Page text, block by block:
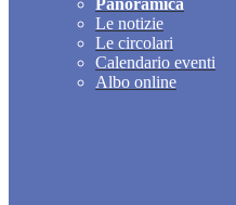
Panoramica
Le notizie
Le circolari
Calendario eventi
Albo online